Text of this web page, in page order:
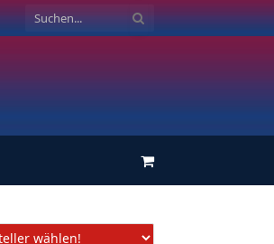
Einkaufswagen